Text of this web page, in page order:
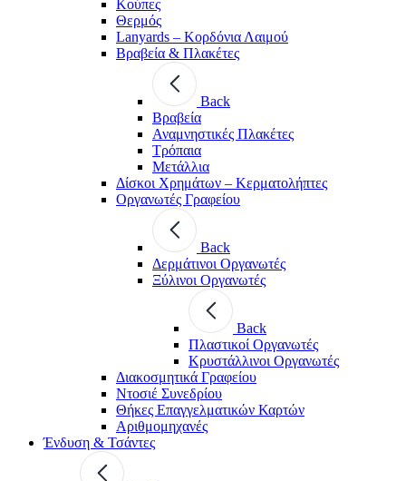
Κούπες
Θερμός
Lanyards – Kορδόνια Λαιμού
Βραβεία & Πλακέτες
Back
Βραβεία
Αναμνηστικές Πλακέτες
Τρόπαια
Μετάλλια
Δίσκοι Χρημάτων – Κερματολήπτες
Οργανωτές Γραφείου
Back
Δερμάτινοι Οργανωτές
Ξύλινοι Οργανωτές
Back
Πλαστικοί Οργανωτές
Κρυστάλλινοι Οργανωτές
Διακοσμητικά Γραφείου
Ντοσιέ Συνεδρίου
Θήκες Επαγγελματικών Καρτών
Αριθμομηχανές
Ένδυση & Τσάντες